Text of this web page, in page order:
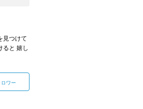
見つけて
ると 嬉し
ロワー